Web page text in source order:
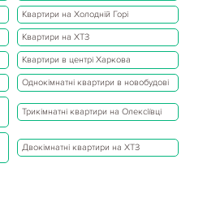
Квартири на Холодній Горі
Квартири на ХТЗ
Квартири в центрі Харкова
Однокімнатні квартири в новобудові
Трикімнатні квартири на Олексіївці
Двокімнатні квартири на ХТЗ